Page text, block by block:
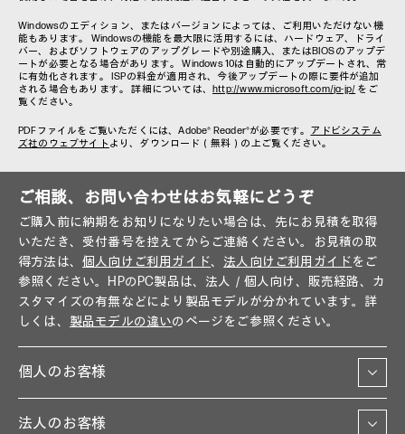
Windowsのエディション、またはバージョンによっては、ご利用いただけない機
能もあります。 Windowsの機能を最大限に活用するには、ハードウェア、ドライ
バー、およびソフトウェアのアップグレードや別途購入、またはBIOSのアップデ
ートが必要となる場合があります。 Windows 10は自動的にアップデートされ、常
に有効化されます。 ISPの料金が適用され、今後アップデートの際に要件が追加
される場合もあります。 詳細については、 http://www.microsoft.com/ja-jp/ をご
覧ください。
PDFファイルをご覧いただくには、Adobe® Reader®が必要です。 アドビシステム
ズ社のウェブサイト より、ダウンロード（無料）の上ご覧ください。
ご相談、お問い合わせはお気軽にどうぞ
ご購入前に納期をお知りになりたい場合は、先にお見積を取得
いただき、受付番号を控えてからご連絡ください。お見積の取
得方法は、 個人向けご利用ガイド、 法人向けご利用ガイドをご
参照ください。HPのPC製品は、法人／個人向け、販売経路、カ
スタマイズの有無などにより製品モデルが分かれています。詳
しくは、 製品モデルの違いのページをご参照ください。
個人のお客様
法人のお客様